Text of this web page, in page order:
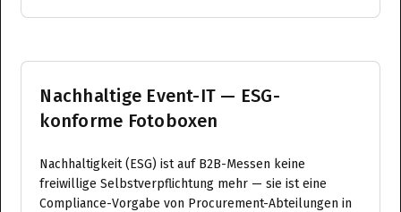
Nachhaltige Event-IT — ESG-
konforme Fotoboxen
Nachhaltigkeit (ESG) ist auf B2B-Messen keine
freiwillige Selbstverpflichtung mehr — sie ist eine
Compliance-Vorgabe von Procurement-Abteilungen in